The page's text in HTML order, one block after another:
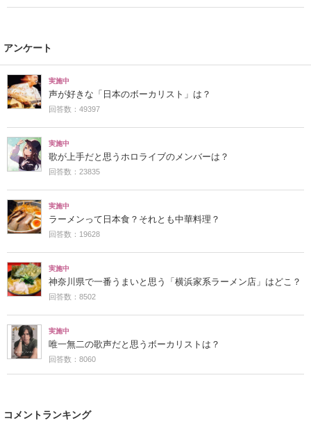
アンケート
実施中
声が好きな「日本のボーカリスト」は？
回答数：49397
実施中
歌が上手だと思うホロライブのメンバーは？
回答数：23835
実施中
ラーメンって日本食？それとも中華料理？
回答数：19628
実施中
神奈川県で一番うまいと思う「横浜家系ラーメン店」はどこ？
回答数：8502
実施中
唯一無二の歌声だと思うボーカリストは？
回答数：8060
コメントランキング